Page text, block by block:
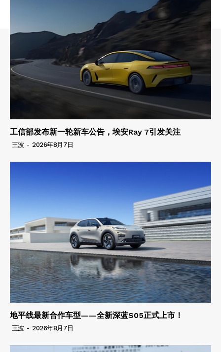
工信部发布新一轮新车公告，埃安Ray 7引发关注
王波 - 2026年8月7日
地平线最新合作车型——全新深蓝S05正式上市！
王波 - 2026年8月7日